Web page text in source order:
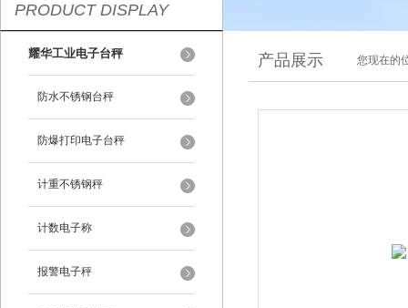
PRODUCT DISPLAY
耀华工业电子台秤
防水不锈钢台秤
防爆打印电子台秤
计重不锈钢秤
计数电子称
报警电子秤
产品展示 您现在的